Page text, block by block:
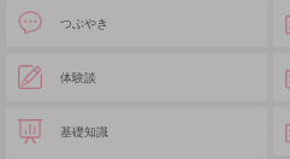
つぶやき
体験談
基礎知識